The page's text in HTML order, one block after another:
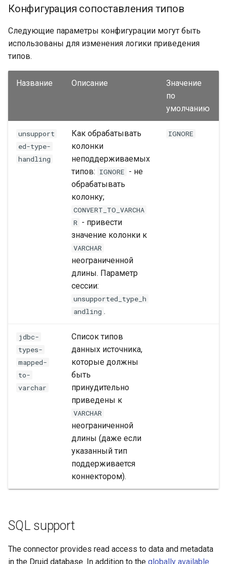
Конфигурация сопоставления типов
Следующие параметры конфигурации могут быть
использованы для изменения логики приведения
типов.
Название Описание
Значение
по
умолчанию
unsupport
ed-type-
handling
Как обрабатывать
колонки
неподдерживаемых
типов: IGNORE - не
обрабатывать
колонку;
CONVERT_TO_VARCHA
R - привести
значение колонки к
VARCHAR
неограниченной
длины. Параметр
сессии:
unsupported_type_h
andling .
IGNORE
jdbc-
types-
mapped-
to-
varchar
Список типов
данных источника,
которые должны
быть
принудительно
приведены к
VARCHAR
неограниченной
длины (даже если
указанный тип
поддерживается
коннектором).
SQL support
The connector provides read access to data and metadata
in the Druid database. In addition to the globally available